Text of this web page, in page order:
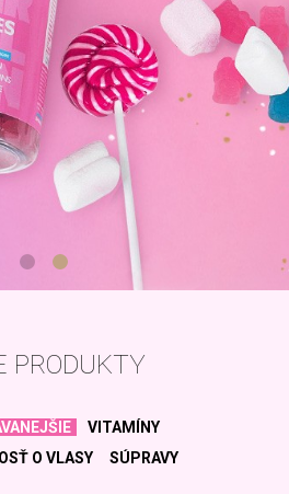
PRODUKTY
VITAMÍNY
O VLASY
SÚPRAVY